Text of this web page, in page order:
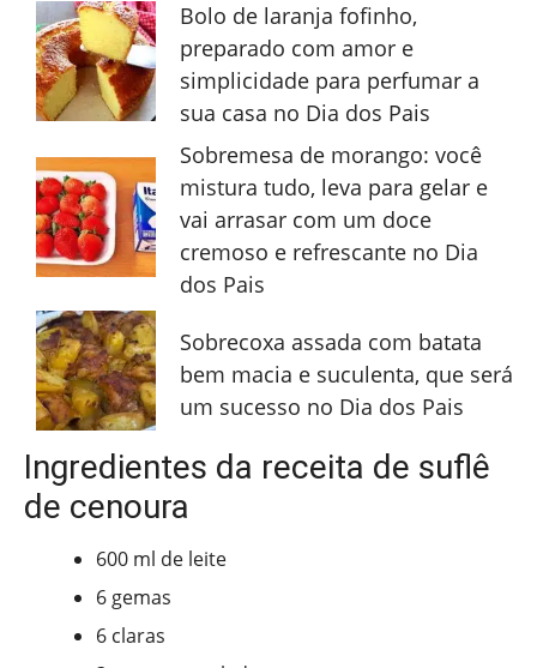
Bolo de laranja fofinho,
preparado com amor e
simplicidade para perfumar a
sua casa no Dia dos Pais
Sobremesa de morango: você
mistura tudo, leva para gelar e
vai arrasar com um doce
cremoso e refrescante no Dia
dos Pais
Sobrecoxa assada com batata
bem macia e suculenta, que será
um sucesso no Dia dos Pais
Ingredientes da receita de suflê
de cenoura
600 ml de leite
6 gemas
6 claras